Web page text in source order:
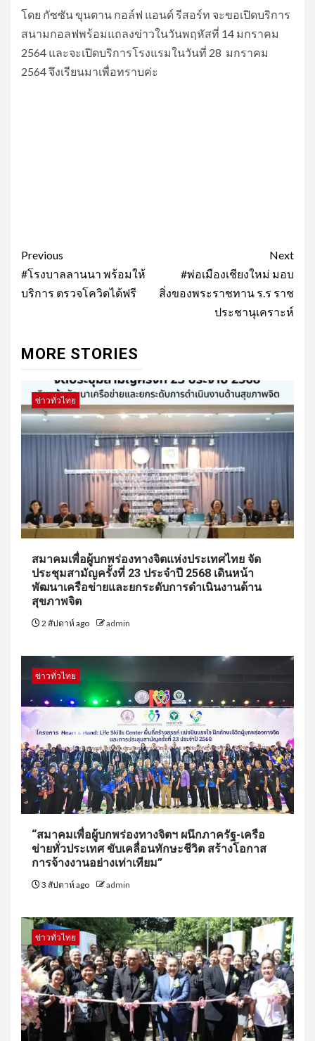
โดย กัซซัน ขุนตาน กอล์ฟ แอนด์ รีสอร์ท จะขอเปิดบริการ
สนามกอลฟพร้อมแถลงข่าวในวันพฤหัสที่ 14 มกราคม
2564 และจะเปิดบริการโรงแรมในวันที่ 28 มกราคม
2564 จึงเรียนมาเพื่อทราบค่ะ
Post
navigation
Previous
#โรงบาลลานนา พร้อมให้
บริการ ตรวจโควิดได้ฟรี
Next
#พ่อเมืองเชียงใหม่ มอบ
สิ่งของพระราชทาน ร.ร ราช
ประชานุเคราะห์
MORE STORIES
ข่าวทั่วไทย
สมาคมเพื่อผู้บกพร่องทางจิตแห่งประเทศไทย จัด
ประชุมสามัญครั้งที่ 23 ประจำปี 2568 เดินหน้า
พัฒนาเครือข่ายและยกระดับการดำเนินงานด้าน
สุขภาพจิต
2 สัปดาห์ ago admin
ข่าวทั่วไทย
“สมาคมเพื่อผู้บกพร่องทางจิตฯ ผนึกภาครัฐ-เครือ
ข่ายทั่วประเทศ ขับเคลื่อนทักษะชีวิต สร้างโอกาส
การจ้างงานอย่างเท่าเทียม”
3 สัปดาห์ ago admin
ข่าวทั่วไทย